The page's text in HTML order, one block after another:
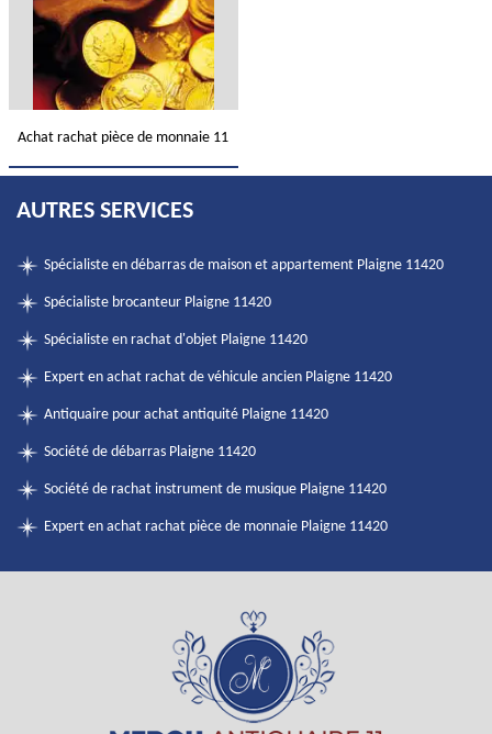
Achat rachat pièce de monnaie 11
AUTRES SERVICES
Spécialiste en débarras de maison et appartement Plaigne 11420
Spécialiste brocanteur Plaigne 11420
Spécialiste en rachat d'objet Plaigne 11420
Expert en achat rachat de véhicule ancien Plaigne 11420
Antiquaire pour achat antiquité Plaigne 11420
Société de débarras Plaigne 11420
Société de rachat instrument de musique Plaigne 11420
Expert en achat rachat pièce de monnaie Plaigne 11420